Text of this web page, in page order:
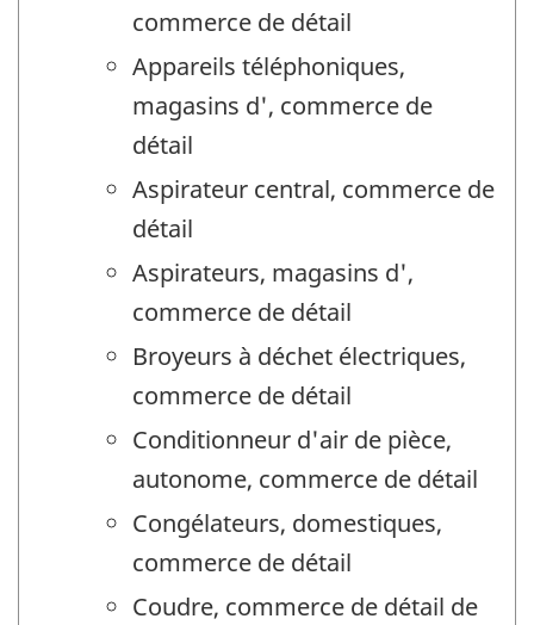
commerce de détail
Appareils téléphoniques,
magasins d', commerce de
détail
Aspirateur central, commerce de
détail
Aspirateurs, magasins d',
commerce de détail
Broyeurs à déchet électriques,
commerce de détail
Conditionneur d'air de pièce,
autonome, commerce de détail
Congélateurs, domestiques,
commerce de détail
Coudre, commerce de détail de